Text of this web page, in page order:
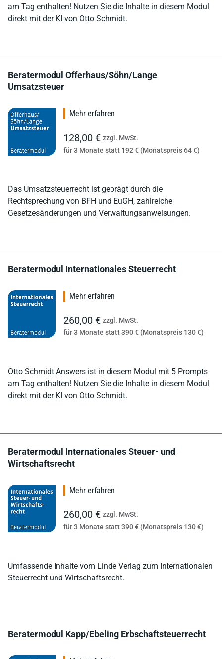
am Tag enthalten! Nutzen Sie die Inhalte in diesem Modul
direkt mit der KI von Otto Schmidt.
Beratermodul Offerhaus/Söhn/Lange
Umsatzsteuer
Das Umsatzsteuerrecht ist geprägt durch die
Rechtsprechung von BFH und EuGH, zahlreiche
Gesetzesänderungen und Verwaltungsanweisungen.
Mehr erfahren
128,00 € zzgl. MwSt.
für 3 Monate statt 192 € (Monatspreis 64 €)
Beratermodul Internationales Steuerrecht
Otto Schmidt Answers ist in diesem Modul mit 5 Prompts
am Tag enthalten! Nutzen Sie die Inhalte in diesem Modul
direkt mit der KI von Otto Schmidt.
Mehr erfahren
260,00 € zzgl. MwSt.
für 3 Monate statt 390 € (Monatspreis 130 €)
Beratermodul Internationales Steuer- und
Wirtschaftsrecht
Umfassende Inhalte vom Linde Verlag zum Internationalen
Steuerrecht und Wirtschaftsrecht.
Mehr erfahren
260,00 € zzgl. MwSt.
für 3 Monate statt 390 € (Monatspreis 130 €)
Beratermodul Kapp/Ebeling Erbschaftsteuerrecht